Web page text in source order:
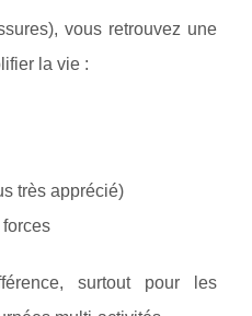
vous retrouvez une
la vie :
très apprécié)
surtout pour les